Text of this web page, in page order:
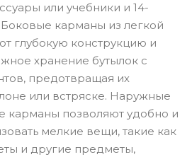
или учебники и 14-
карманы из легкой
глубокую конструкцию и
хранение бутылок с
предотвращая их
или встряске. Наружные
карманы позволяют удобно и
мелкие вещи, такие как
и другие предметы,